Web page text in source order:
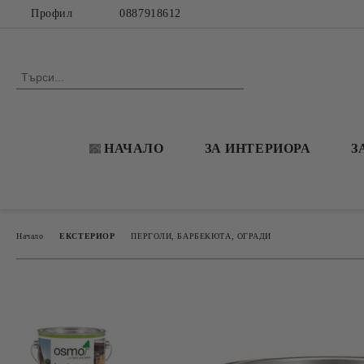
Профил 0887918612
НАЧАЛО ЗА ИНТЕРИОРА
Начало ЕКСТЕРИОР ПЕРГОЛИ, БАРБЕКЮТА, ОГРАДИ